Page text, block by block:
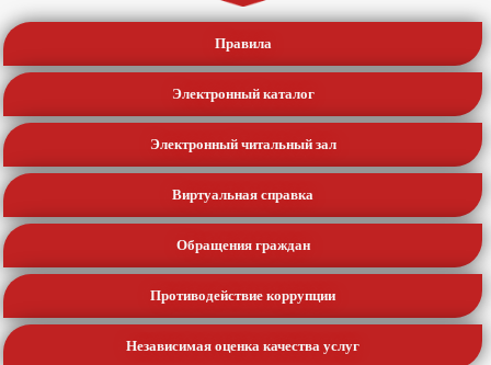
Правила
Электронный каталог
Электронный читальный зал
Виртуальная справка
Обращения граждан
Противодействие коррупции
Независимая оценка качества услуг